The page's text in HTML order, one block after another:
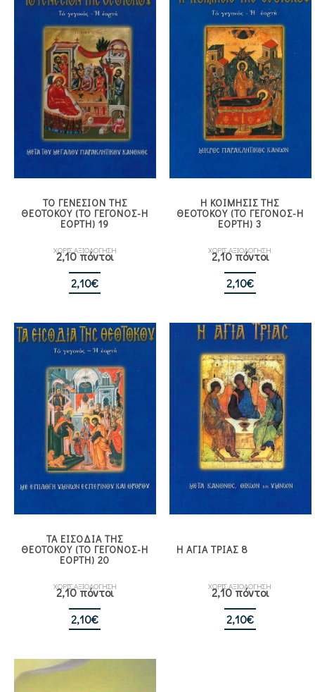
ΤΟ ΓΕΝΕΣΙΟΝ ΤΗΣ
ΘΕΟΤΟΚΟΥ (ΤΟ ΓΕΓΟΝΟΣ-Η
ΕΟΡΤΗ) 19
ΧΩΡΙΣ ΑΞΙΟΛΟΓΗΣΗ
2,10 πόντοι
2,10€
Η ΚΟΙΜΗΣΙΣ ΤΗΣ
ΘΕΟΤΟΚΟΥ (ΤΟ ΓΕΓΟΝΟΣ-Η
ΕΟΡΤΗ) 3
ΧΩΡΙΣ ΑΞΙΟΛΟΓΗΣΗ
2,10 πόντοι
2,10€
ΤΑ ΕΙΣΟΔΙΑ ΤΗΣ
ΘΕΟΤΟΚΟΥ (ΤΟ ΓΕΓΟΝΟΣ-Η
ΕΟΡΤΗ) 20
ΧΩΡΙΣ ΑΞΙΟΛΟΓΗΣΗ
2,10 πόντοι
2,10€
Η ΑΓΙΑ ΤΡΙΑΣ 8
ΧΩΡΙΣ ΑΞΙΟΛΟΓΗΣΗ
2,10 πόντοι
2,10€